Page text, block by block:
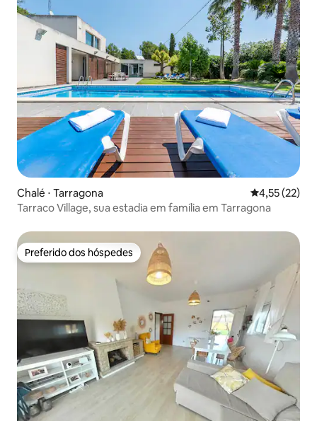
Chalé ⋅ Tarragona 4,55 de uma
4,55 (22)
Tarraco Village, sua estadia em família em Tarragona
Preferido dos hóspedes
Preferido dos hóspedes